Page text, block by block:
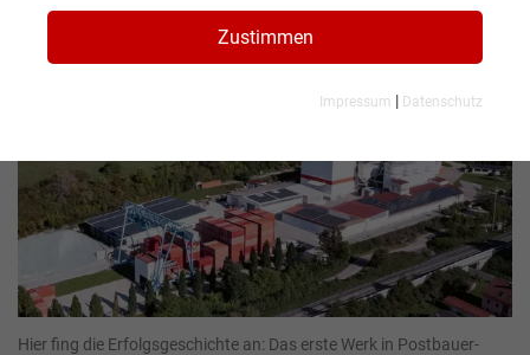
Geschäftsführer der PORAVER GmbH
Hier fing die Erfolgsgeschichte an: Das erste Werk in Postbauer-
Zustimmen
Impressum | Datenschutz